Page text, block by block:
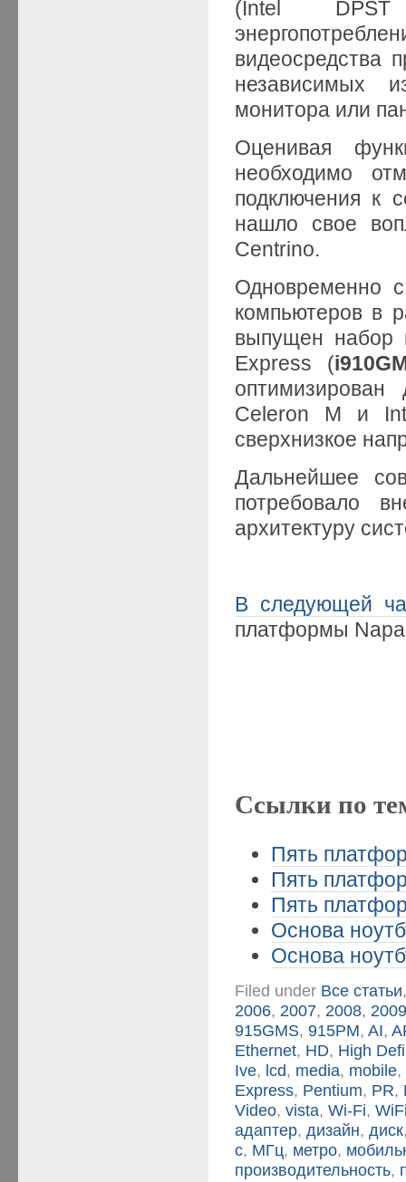
(Intel DPST
видеосредства
независимых
монитора или
Оценивая
необходимо
подключения к
нашло свое
Centrino.
Одновременно
компьютеров в
выпущен набор
Express (
Celeron M и
сверхнизкое
Дальнейшее
потребовало
архитектуру
В следующей
платформы
Ссылки по
Пять
Пять
Пять
Основа
Основа
Filed under Все статьи
2006, 2007, 2008,
915GMS,915PM,AI,
Ethernet, HD, High
Ive, lcd, media, mobile,
Express, Pentium, PR,
Video,vista,Wi-Fi,
адаптер,дизайн,диск
с, МГц, метро,
производительность,